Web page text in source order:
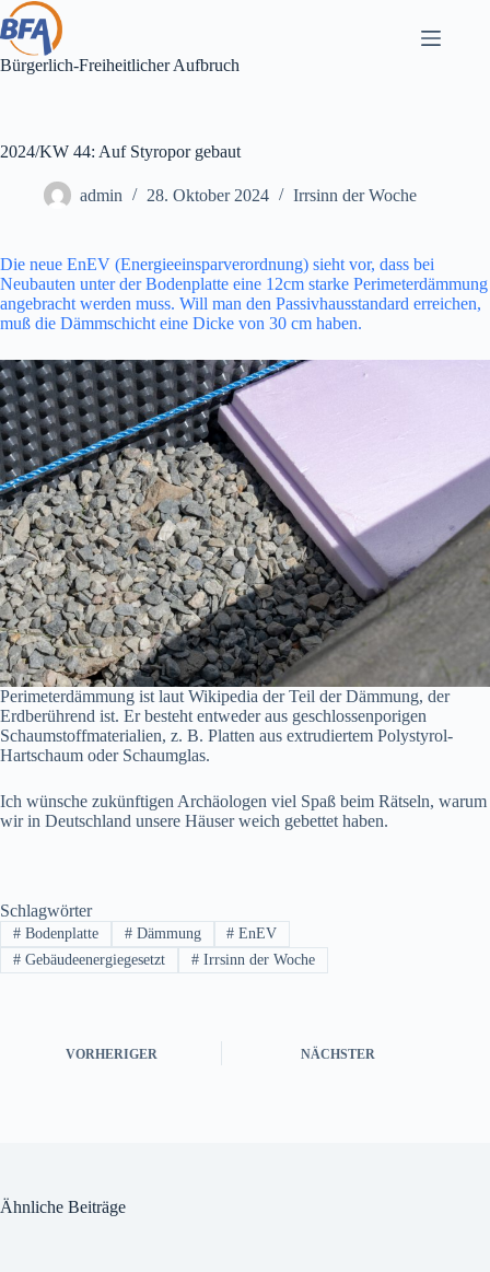
Zum
Inhalt
springen
Bürgerlich-Freiheitlicher Aufbruch
2024/KW 44: Auf Styropor gebaut
admin 28. Oktober 2024 Irrsinn der Woche
Die neue EnEV (Energieeinsparverordnung) sieht vor, dass bei
Neubauten unter der Bodenplatte eine 12cm starke Perimeterdämmung
angebracht werden muss. Will man den Passivhausstandard erreichen,
muß die Dämmschicht eine Dicke von 30 cm haben.
Perimeterdämmung ist laut Wikipedia der Teil der Dämmung, der
Erdberührend ist. Er besteht entweder aus geschlossenporigen
Schaumstoffmaterialien, z. B. Platten aus extrudiertem Polystyrol-
Hartschaum oder Schaumglas.
Ich wünsche zukünftigen Archäologen viel Spaß beim Rätseln, warum
wir in Deutschland unsere Häuser weich gebettet haben.
Schlagwörter
#Bodenplatte #Dämmung # EnEV
#Gebäudeenergiegesetzt #Irrsinn der Woche
VORHERIGER NÄCHSTER
Ähnliche Beiträge